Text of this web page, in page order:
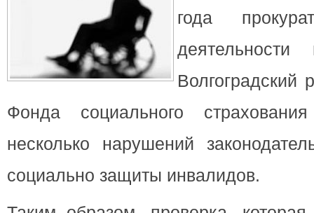
года
Волгоградский
Фонда социального
несколько нарушений
социально защиты инвалидов.